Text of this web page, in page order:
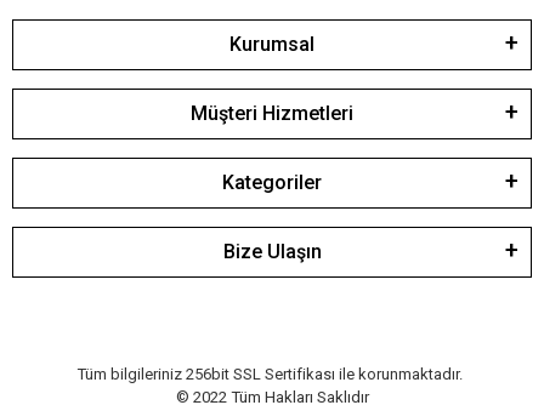
Kurumsal
Müşteri Hizmetleri
Kategoriler
Bize Ulaşın
Tüm bilgileriniz 256bit SSL Sertifikası ile korunmaktadır.
© 2022 Tüm Hakları Saklıdır